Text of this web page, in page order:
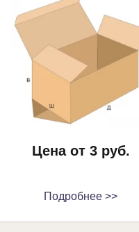
Цена от 3 руб.
Подробнее >>